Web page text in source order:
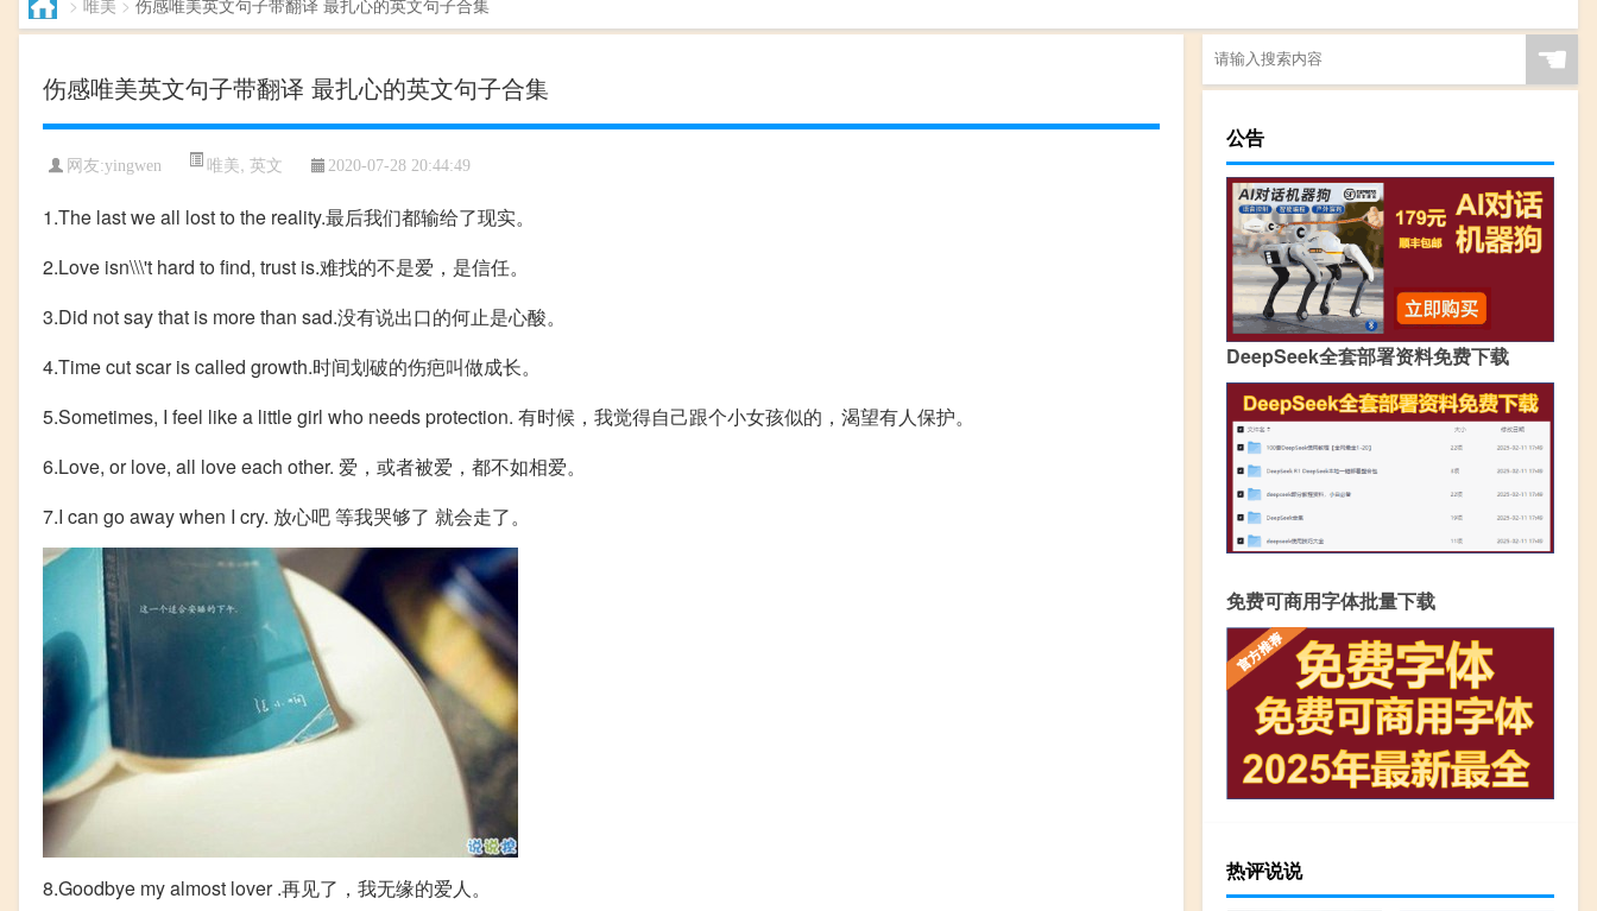
伤感唯美英文句子带翻译 最扎心的英文句子合集
网友:yingwen 唯美, 英文 2020-07-28 20:44:49
1.The last we all lost to the reality.最后我们都输给了现实。
2.Love isn\\\'t hard to find, trust is.难找的不是爱，是信任。
3.Did not say that is more than sad.没有说出口的何止是心酸。
4.Time cut scar is called growth.时间划破的伤疤叫做成长。
5.Sometimes, I feel like a little girl who needs protection. 有时候，我觉得自己跟个小女孩似的，渴望有人保护。
6.Love, or love, all love each other. 爱，或者被爱，都不如相爱。
7.I can go away when I cry. 放心吧 等我哭够了 就会走了。
8.Goodbye my almost lover .再见了，我无缘的爱人。
☚
公告
DeepSeek全套部署资料免费下载
免费可商用字体批量下载
热评说说